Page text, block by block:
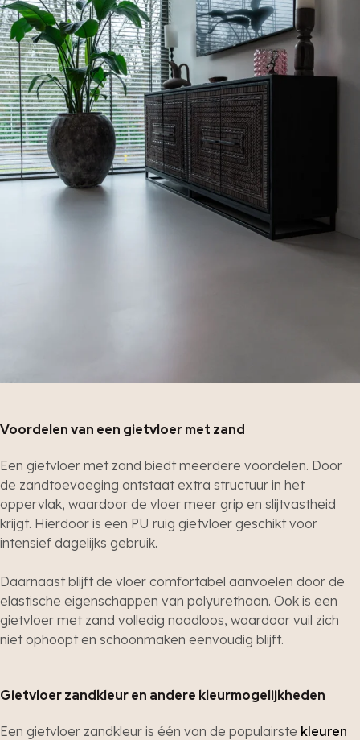
Voordelen van een gietvloer met zand
Een gietvloer met zand biedt meerdere voordelen. Door
de zandtoevoeging ontstaat extra structuur in het
oppervlak, waardoor de vloer meer grip en slijtvastheid
krijgt. Hierdoor is een PU ruig gietvloer geschikt voor
intensief dagelijks gebruik.
Daarnaast blijft de vloer comfortabel aanvoelen door de
elastische eigenschappen van polyurethaan. Ook is een
gietvloer met zand volledig naadloos, waardoor vuil zich
niet ophoopt en schoonmaken eenvoudig blijft.
Gietvloer zandkleur en andere kleurmogelijkheden
Een gietvloer zandkleur is één van de populairste kleuren